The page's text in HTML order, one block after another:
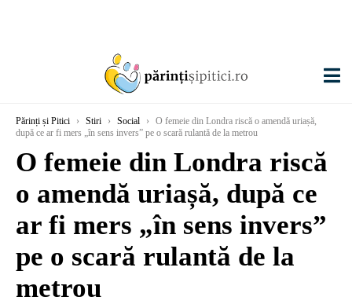
Părinți și Pitici › Stiri › Social ›
O femeie din Londra riscă o amendă uriașă,
după ce ar fi mers „în sens invers” pe o scară rulantă de la metrou
O femeie din Londra riscă
o amendă uriașă, după ce
ar fi mers „în sens invers”
pe o scară rulantă de la
metrou